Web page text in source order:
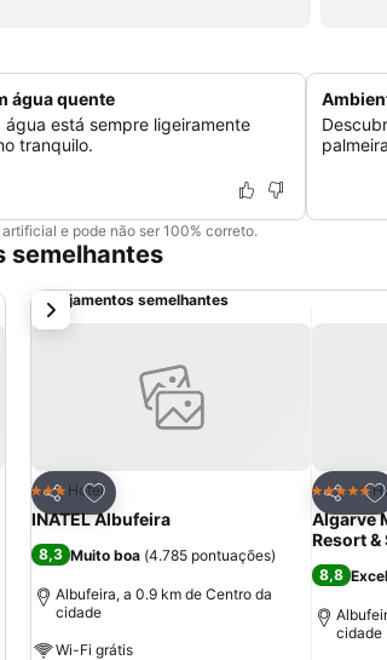
água quente
está sempre ligeiramente
tranquilo.
e pode não ser 100% correto.
semelhantes
Alojamentos semelhantes
Partilhar
Adicionar aos favoritos
3 Estrelas
Hotel
INATEL Albufeira
8,3 Muito boa (4.785 pontuações)
Albufeira, a 0.9 km de Centro da
cidade
Wi-Fi grátis
5 Estrelas
Algarve
Resort &
8,8
cidade
próximo